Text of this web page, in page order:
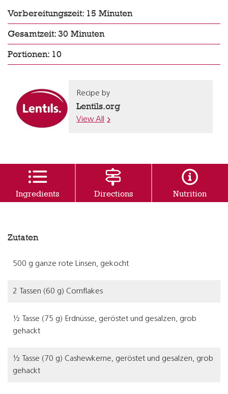
Vorbereitungszeit: 15 Minuten
Gesamtzeit: 30 Minuten
Portionen: 10
Recipe by
Lentils.org
View All
Ingredients Directions Nutrition
Zutaten
500 g ganze rote Linsen, gekocht
2 Tassen (60 g) Cornflakes
½ Tasse (75 g) Erdnüsse, geröstet und gesalzen, grob
gehackt
½ Tasse (70 g) Cashewkerne, geröstet und gesalzen, grob
gehackt